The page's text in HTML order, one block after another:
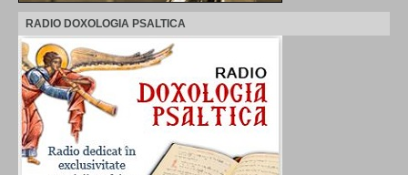
RADIO DOXOLOGIA PSALTICA